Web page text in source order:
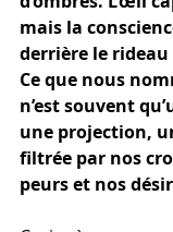
mais la
derrière le rideau
Ce que nous
n’est souvent
une projection,
filtrée par nos
peurs et nos